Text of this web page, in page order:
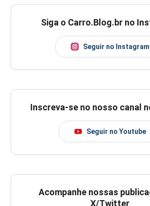
Siga o Carro.Blog.br no
Seguir no Instagram
Inscreva-se no nosso canal
Seguir no Youtube
Acompanhe nossas
X/Twitter